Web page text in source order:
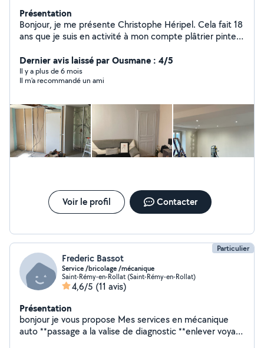
Présentation
Bonjour, je me présente Christophe Héripel. Cela fait 18
ans que je suis en activité à mon compte plâtrier pinte,
Dernier avis laissé par Ousmane : 4/5
Il y a plus de 6 mois
Il m’a recommandé un ami
Voir le profil Contacter
Particulier
Frederic Bassot
Service /bricolage /mécanique
Saint-Rémy-en-Rollat (Saint-Rémy-en-Rollat)
4,6/5 (11 avis)
Présentation
bonjour je vous propose Mes services en mécanique
auto **passage a la valise de diagnostic **enlever voyant